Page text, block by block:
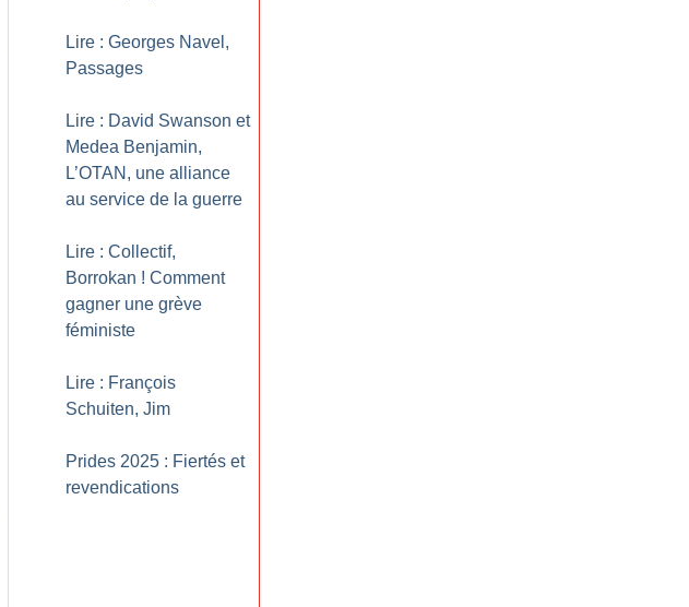
Lire : Georges Navel,
Passages
Lire : David Swanson et
Medea Benjamin,
L’OTAN, une alliance
au service de la guerre
Lire : Collectif,
Borrokan ! Comment
gagner une grève
féministe
Lire : François
Schuiten, Jim
Prides 2025 : Fiertés et
revendications